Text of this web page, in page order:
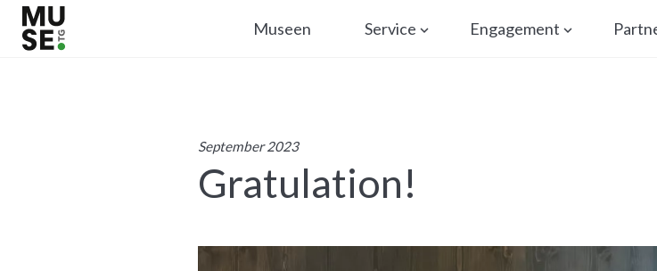
Museen Service Engagement
September 2023
Gratulation!